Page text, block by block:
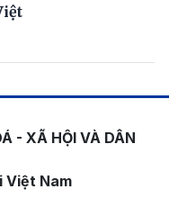
- XÃ HỘI VÀ DÂN
Việt Nam